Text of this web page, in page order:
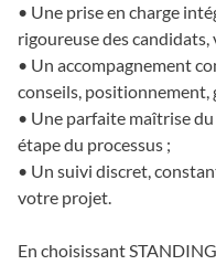
• Une prise en charge
rigoureuse des
• Un accompagnement
conseils, positionnement,
• Une parfaite maîtrise
étape du processus ;
• Un suivi discret,
votre projet.
En choisissant